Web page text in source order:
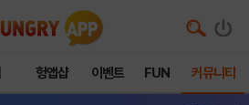
헝앱샵 이벤트 FUN 커뮤니티